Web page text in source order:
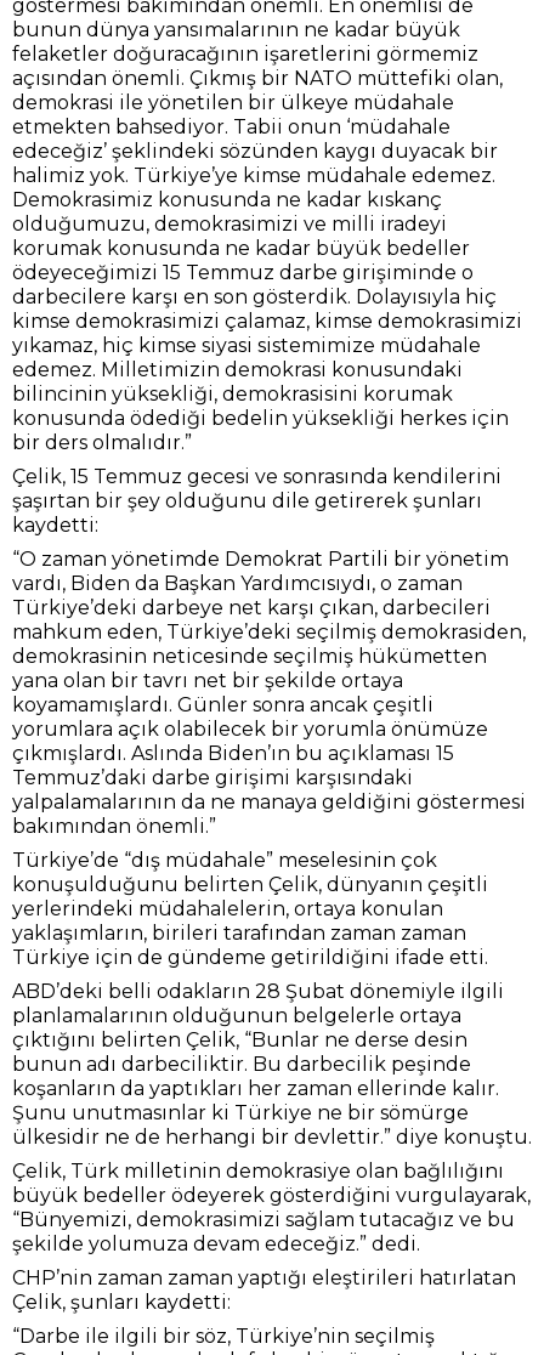
göstermesi bakımından önemli. En önemlisi de
bunun dünya yansımalarının ne kadar büyük
felaketler doğuracağının işaretlerini görmemiz
açısından önemli. Çıkmış bir NATO müttefiki olan,
demokrasi ile yönetilen bir ülkeye müdahale
etmekten bahsediyor. Tabii onun ‘müdahale
edeceğiz’ şeklindeki sözünden kaygı duyacak bir
halimiz yok. Türkiye’ye kimse müdahale edemez.
Demokrasimiz konusunda ne kadar kıskanç
olduğumuzu, demokrasimizi ve milli iradeyi
korumak konusunda ne kadar büyük bedeller
ödeyeceğimizi 15 Temmuz darbe girişiminde o
darbecilere karşı en son gösterdik. Dolayısıyla hiç
kimse demokrasimizi çalamaz, kimse demokrasimizi
yıkamaz, hiç kimse siyasi sistemimize müdahale
edemez. Milletimizin demokrasi konusundaki
bilincinin yüksekliği, demokrasisini korumak
konusunda ödediği bedelin yüksekliği herkes için
bir ders olmalıdır.”
Çelik, 15 Temmuz gecesi ve sonrasında kendilerini
şaşırtan bir şey olduğunu dile getirerek şunları
kaydetti:
“O zaman yönetimde Demokrat Partili bir yönetim
vardı, Biden da Başkan Yardımcısıydı, o zaman
Türkiye’deki darbeye net karşı çıkan, darbecileri
mahkum eden, Türkiye’deki seçilmiş demokrasiden,
demokrasinin neticesinde seçilmiş hükümetten
yana olan bir tavrı net bir şekilde ortaya
koyamamışlardı. Günler sonra ancak çeşitli
yorumlara açık olabilecek bir yorumla önümüze
çıkmışlardı. Aslında Biden’ın bu açıklaması 15
Temmuz’daki darbe girişimi karşısındaki
yalpalamalarının da ne manaya geldiğini göstermesi
bakımından önemli.”
Türkiye’de “dış müdahale” meselesinin çok
konuşulduğunu belirten Çelik, dünyanın çeşitli
yerlerindeki müdahalelerin, ortaya konulan
yaklaşımların, birileri tarafından zaman zaman
Türkiye için de gündeme getirildiğini ifade etti.
ABD’deki belli odakların 28 Şubat dönemiyle ilgili
planlamalarının olduğunun belgelerle ortaya
çıktığını belirten Çelik, “Bunlar ne derse desin
bunun adı darbeciliktir. Bu darbecilik peşinde
koşanların da yaptıkları her zaman ellerinde kalır.
Şunu unutmasınlar ki Türkiye ne bir sömürge
ülkesidir ne de herhangi bir devlettir.” diye konuştu.
Çelik, Türk milletinin demokrasiye olan bağlılığını
büyük bedeller ödeyerek gösterdiğini vurgulayarak,
“Bünyemizi, demokrasimizi sağlam tutacağız ve bu
şekilde yolumuza devam edeceğiz.” dedi.
CHP’nin zaman zaman yaptığı eleştirileri hatırlatan
Çelik, şunları kaydetti:
“Darbe ile ilgili bir söz, Türkiye’nin seçilmiş